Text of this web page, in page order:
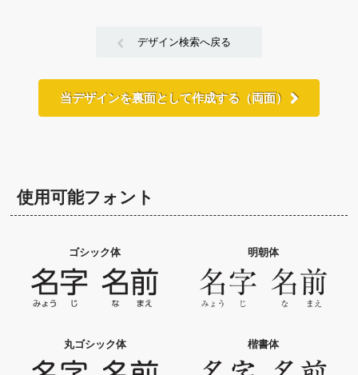
デザイン検索へ戻る
当デザインを裏面として作成する（両面）
使用可能フォント
ゴシック体 明朝体
丸ゴシック体 楷書体